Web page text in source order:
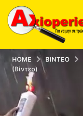
HOME ΒΊΝΤΕΟ
(Βίντεο)